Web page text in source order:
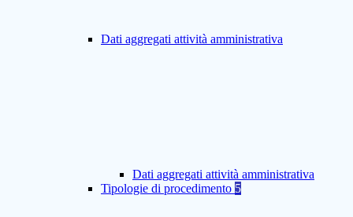
Dati aggregati attività amministrativa
Dati aggregati attività amministrativa
Tipologie di procedimento 5